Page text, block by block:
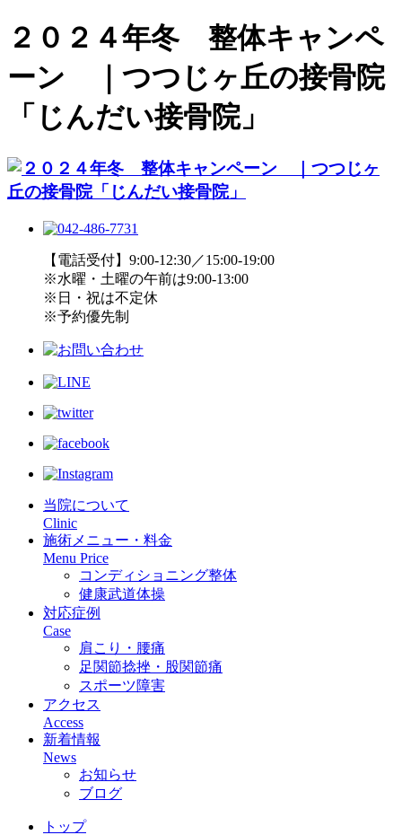
２０２４年冬 整体キャンペ
ーン ｜つつじヶ丘の接骨院
「じんだい接骨院」
【電話受付】9:00-12:30／15:00-19:00
※水曜・土曜の午前は9:00-13:00
※日・祝は不定休
※予約優先制
当院について
Clinic
施術メニュー・料金
Menu Price
コンディショニング整体
健康武道体操
対応症例
Case
肩こり・腰痛
足関節捻挫・股関節痛
スポーツ障害
アクセス
Access
新着情報
News
お知らせ
ブログ
トップ